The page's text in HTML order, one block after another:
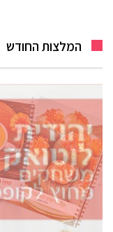
המלצות החודש